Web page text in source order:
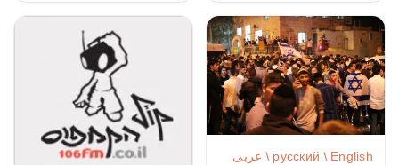
русский / English / عربى